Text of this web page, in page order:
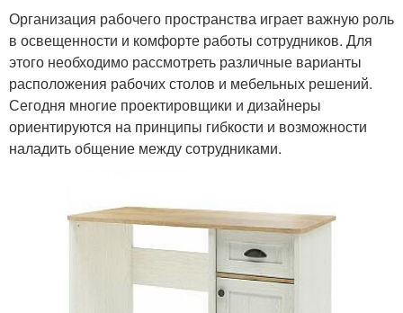
Организация рабочего пространства играет важную роль
в освещенности и комфорте работы сотрудников. Для
этого необходимо рассмотреть различные варианты
расположения рабочих столов и мебельных решений.
Сегодня многие проектировщики и дизайнеры
ориентируются на принципы гибкости и возможности
наладить общение между сотрудниками.